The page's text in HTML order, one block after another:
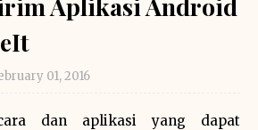
01, 2016
dan aplikasi yang dapat